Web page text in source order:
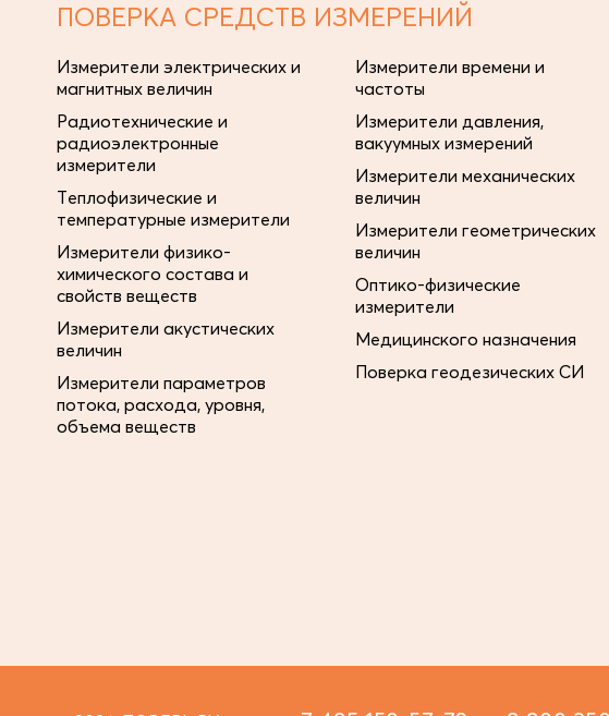
ПОВЕРКА СРЕДСТВ ИЗМЕРЕНИЙ
Измерители электрических и
магнитных величин
Радиотехнические и
радиоэлектронные
измерители
Теплофизические и
температурные измерители
Измерители физико-
химического состава и
свойств веществ
Измерители акустических
величин
Измерители параметров
потока, расхода, уровня,
объема веществ
Измерители времени и
частоты
Измерители давления,
вакуумных измерений
Измерители механических
величин
Измерители геометрических
величин
Оптико-физические
измерители
Медицинского назначения
Поверка геодезических СИ